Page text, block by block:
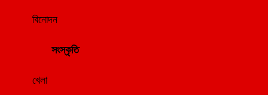
বিনোদন
সংস্কৃতি
খেলা